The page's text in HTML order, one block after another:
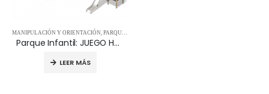
MANIPULACIÓN Y ORIENTACIÓN PARQUES INFANTILES
Parque Infantil: JUEGO HARENA 09.05.130
LEER MÁS